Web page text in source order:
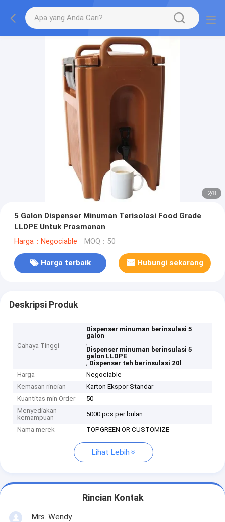
2/8
5 Galon Dispenser Minuman Terisolasi Food Grade
LLDPE Untuk Prasmanan
Harga：Negociable MOQ：50
Harga terbaik Hubungi sekarang
Deskripsi Produk
Cahaya Tinggi
Dispenser minuman berinsulasi 5
galon
,
Dispenser minuman berinsulasi 5
galon LLDPE
, Dispenser teh berinsulasi 20l
Harga
Negociable
Kemasan rincian
Karton Ekspor Standar
Kuantitas min Order
50
Menyediakan
kemampuan
5000 pcs per bulan
Nama merek TOPGREEN OR CUSTOMIZE
Lihat Lebih
Rincian Kontak
Mrs. Wendy